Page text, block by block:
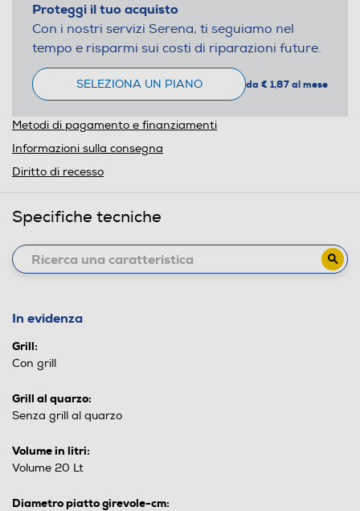
Proteggi il tuo acquisto
Con i nostri servizi Serena, ti seguiamo nel
tempo e risparmi sui costi di riparazioni future.
SELEZIONA UN PIANO da € 1,87 al mese
Metodi di pagamento e finanziamenti
Informazioni sulla consegna
Diritto di recesso
Specifiche tecniche
In evidenza
Grill:
Con grill
Grill al quarzo:
Senza grill al quarzo
Volume in litri:
Volume 20 Lt
Diametro piatto girevole-cm: